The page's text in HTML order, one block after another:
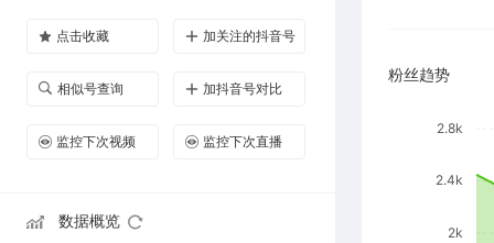
点击收藏 加关注的抖音号
相似号查询 加抖音号对比
监控下次视频 监控下次直播
数据概览
粉丝趋势